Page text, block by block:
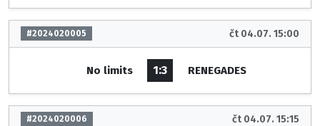
#2024020005 čt 04.07. 15:00
No limits 1:3 RENEGADES
#2024020006 čt 04.07. 15:15